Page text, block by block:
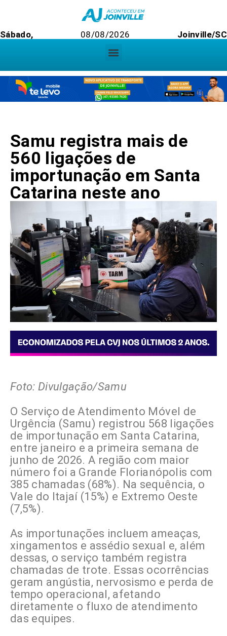
Sábado, 08/08/2026 Joinville/SC
Samu registra mais de
560 ligações de
importunação em Santa
Catarina neste ano
Foto: Divulgação/Samu
O Serviço de Atendimento Móvel de
Urgência (Samu) registrou 568 ligações
de importunação em Santa Catarina,
entre janeiro e a primeira semana de
junho de 2026. A região com maior
número foi a Grande Florianópolis com
385 chamadas (68%). Na sequência, o
Vale do Itajaí (15%) e Extremo Oeste
(7,5%).
As importunações incluem ameaças,
xingamentos e assédio sexual e, além
dessas, o serviço também registra
chamadas de trote. Essas ocorrências
geram angústia, nervosismo e perda de
tempo operacional, afetando
diretamente o fluxo de atendimento
das equipes.